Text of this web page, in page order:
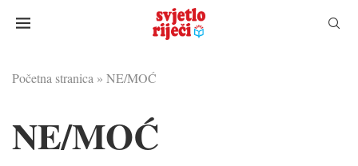
Početna stranica » NE/MOĆ
NE/MOĆ